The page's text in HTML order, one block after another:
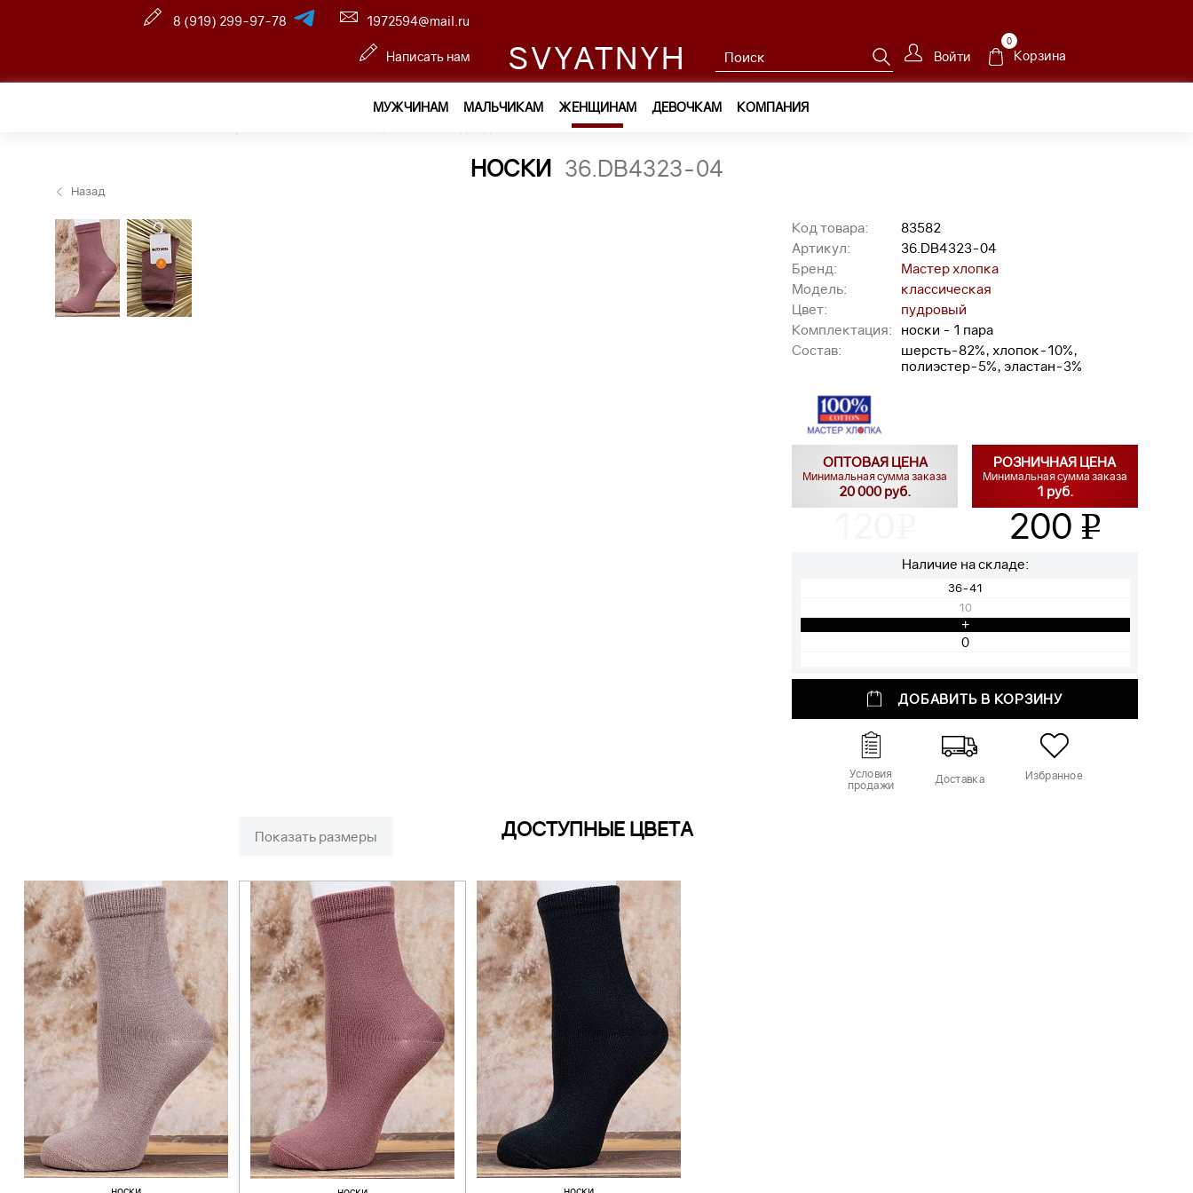
8 (919) 299-97-78 1972594@mail.ru
Написать нам SVYATNYH Войти
0
Корзина
МУЖЧИНАМ МАЛЬЧИКАМ ЖЕНЩИНАМ ДЕВОЧКАМ КОМПАНИЯ
— носки 36.DB4323-04
НОСКИ 36.DB4323-04
Назад
Код товара:
83582
Артикул:
36.DB4323-04
Бренд:
Мастер хлопка
Модель:
классическая
Цвет:
пудровый
Комплектация:
носки - 1 пара
Состав:
шерсть-82%, хлопок-10%,
полиэстер-5%, эластан-3%
ОПТОВАЯ ЦЕНА
Минимальная сумма заказа
20 000 руб.
РОЗНИЧНАЯ ЦЕНА
Минимальная сумма заказа
1 руб.
200 v
Наличие на складе:
36-41
10
+
ДОБАВИТЬ В КОРЗИНУ
Условия
продажи
Доставка Избранное
Показать размеры ДОСТУПНЫЕ ЦВЕТА